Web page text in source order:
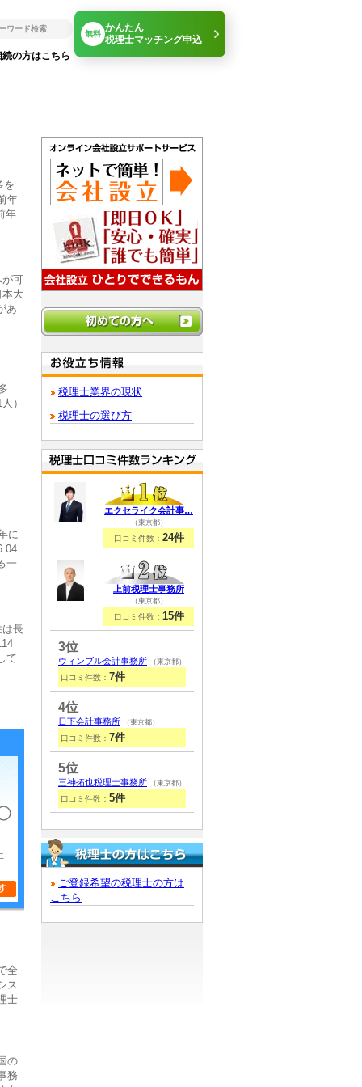
続の方はこちら
無料
かんたん
税理士マッチング申込
を
年
年
が可
本大
あ
）
に
一
は長
て
全
ス
士
の
務
税理士業界の現状
税理士の選び方
エクセライク会計事…
（東京都）
口コミ件数： 24件
上前税理士事務所
（東京都）
口コミ件数： 15件
3位
ウィンブル会計事務所 （東京都）
口コミ件数： 7件
4位
日下会計事務所 （東京都）
口コミ件数： 7件
5位
三神拓也税理士事務所 （東京都）
口コミ件数： 5件
ご登録希望の税理士の方は
こちら